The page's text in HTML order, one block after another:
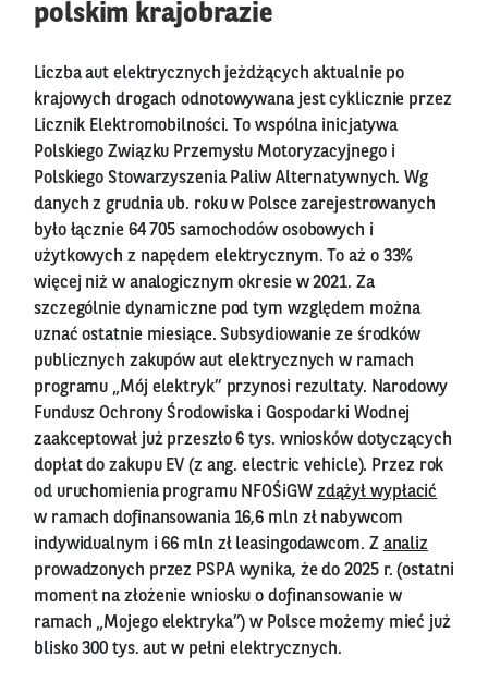
polskim krajobrazie
Liczba aut elektrycznych jeżdżących aktualnie po
krajowych drogach odnotowywana jest cyklicznie przez
Licznik Elektromobilności. To wspólna inicjatywa
Polskiego Związku Przemysłu Motoryzacyjnego i
Polskiego Stowarzyszenia Paliw Alternatywnych. Wg
danych z grudnia ub. roku w Polsce zarejestrowanych
było łącznie 64 705 samochodów osobowych i
użytkowych z napędem elektrycznym. To aż o 33%
więcej niż w analogicznym okresie w 2021. Za
szczególnie dynamiczne pod tym względem można
uznać ostatnie miesiące. Subsydiowanie ze środków
publicznych zakupów aut elektrycznych w ramach
programu „Mój elektryk” przynosi rezultaty. Narodowy
Fundusz Ochrony Środowiska i Gospodarki Wodnej
zaakceptował już przeszło 6 tys. wniosków dotyczących
dopłat do zakupu EV (z ang. electric vehicle). Przez rok
od uruchomienia programu NFOŚiGW zdążył wypłacić
w ramach dofinansowania 16,6 mln zł nabywcom
indywidualnym i 66 mln zł leasingodawcom. Z analiz
prowadzonych przez PSPA wynika, że do 2025 r. (ostatni
moment na złożenie wniosku o dofinansowanie w
ramach „Mojego elektryka”) w Polsce możemy mieć już
blisko 300 tys. aut w pełni elektrycznych.